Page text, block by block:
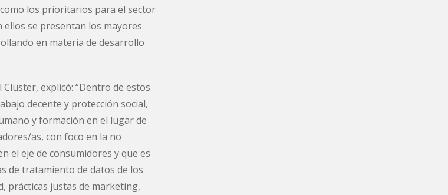
los prioritarios para el sector
ellos se presentan los mayores
en materia de desarrollo
explicó: “Dentro de estos
decente y protección social,
y formación en el lugar de
as, con foco en la no
el eje de consumidores y que es
de tratamiento de datos de los
prácticas justas de marketing,